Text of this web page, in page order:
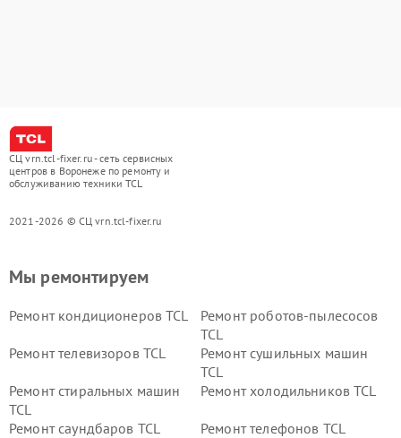
СЦ vrn.tcl-fixer.ru - сеть сервисных
центров в Воронеже по ремонту и
обслуживанию техники TCL
2021-2026 © СЦ vrn.tcl-fixer.ru
Мы ремонтируем
Ремонт кондиционеров TCL
Ремонт роботов-пылесосов
TCL
Ремонт телевизоров TCL
Ремонт сушильных машин
TCL
Ремонт стиральных машин
TCL
Ремонт холодильников TCL
Ремонт саундбаров TCL Ремонт телефонов TCL